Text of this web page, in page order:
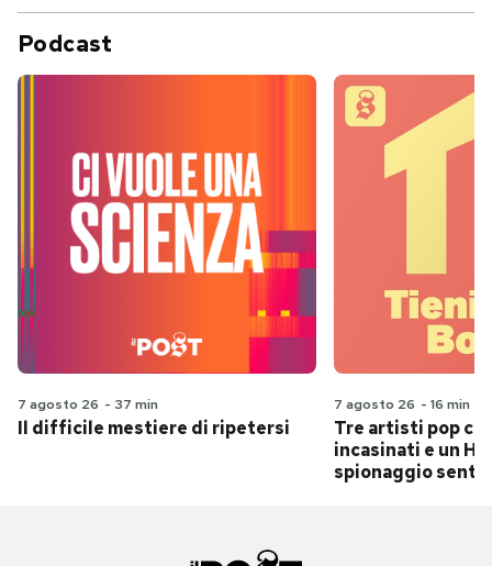
Podcast
7 agosto 26 - 37 min
Il difficile mestiere di ripetersi
7 agosto 26 - 16 min
Tre artisti pop
incasinati e un
spionaggio